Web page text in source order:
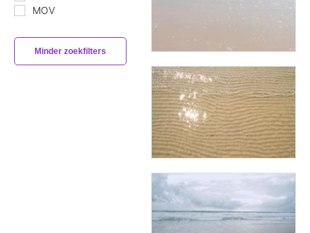
MOV
Minder zoekfilters